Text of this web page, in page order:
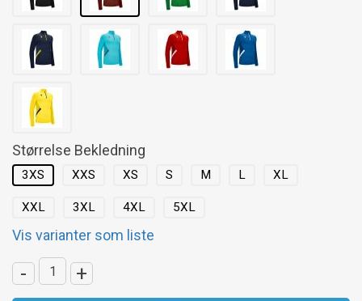
Størrelse Bekledning
3XS XXS XS S M L XL
XXL 3XL 4XL 5XL
Vis varianter som liste
- +